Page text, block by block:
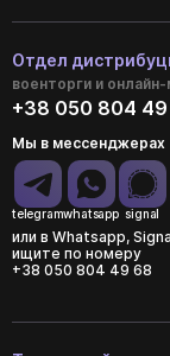
Отдел
военторги и
+38 050 804
Мы в мессенджерах
telegramwhatsapp signal
или в Whatsapp,
ищите по номеру
+38 050 804 49 68